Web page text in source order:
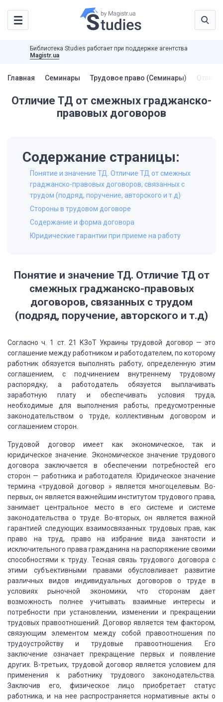
Библиотека Studies работает при поддержке агентства
Magistr.ua
Главная Семинары Трудовое право (Семинары)
Отличие ТД от смежных граджанско-
правовых договоров
Содержание страницы:
Понятие и значение ТД. Отличие ТД от смежных
граджанско-правовых договоров, связанных с
трудом (подряд, поручение, авторского и т.д)
Стороны в трудовом договоре
Содержание и форма договора
Юридические гарантии при приеме на работу
Понятие и значение ТД. Отличие ТДот
смежных граджанско-правовых
договоров, связанных с трудом
(подряд, поручение, авторского и т.д)
Согласно ч. 1 ст. 21 КЗоТ Украины трудовой договор — это
соглашение между работником и работодателем, по которому
работник обязуется выполнять работу, определенную этим
соглашением, с подчинением внутреннему трудовому
распорядку, а работодатель обязуется выплачивать
заработную плату и обеспечивать условия труда,
необходимые для выполнения работы, предусмотренные
законодательством о труде, коллективным договором и
соглашением сторон.
Трудовой договор имеет как экономическое, так и
юридическое значение. Экономическое значение трудового
договора заключается в обеспечении потребностей его
сторон — работника и работодателя. Юридическое значение
термина «трудовой договор » является многоцелевым. Во-
первых, он является важнейшим институтом трудового права,
занимает центральное место в его системе и системе
законодательства о труде. Во-вторых, он является важной
гарантией следующих взаимосвязанных трудовых прав, как
право на труд, право на избрание вида занятости и
исключительного права гражданина на распоряжение своими
способностями к труду. Тесная связь трудового договора с
этими субъективными правами обусловливает развитие
различных видов индивидуальных договоров о труде в
условиях рыночной экономики, что сторонам дает
возможность полнее учитывать взаимные интересы и
потребности при установлении, изменении и прекращении
трудовых правоотношений.
Договор является тем фактором,
связующим элементом между собой правоотношения по
трудоустройству и трудовые правоотношения. Его
заключение означает прекращение первых и появление
других. В-третьих, трудовой договор является условием для
применения к работнику трудового законодательства.
Заключив его, физическое лицо приобретает статус
работника, и на нее распространяется нормативные акты о